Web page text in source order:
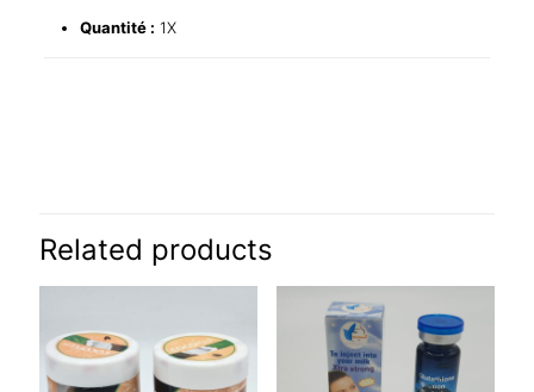
Quantité : 1X
Teint Jaune 3X Action – 125ml”
Your email address will not be published. Required fields are
Your rating*
Related products